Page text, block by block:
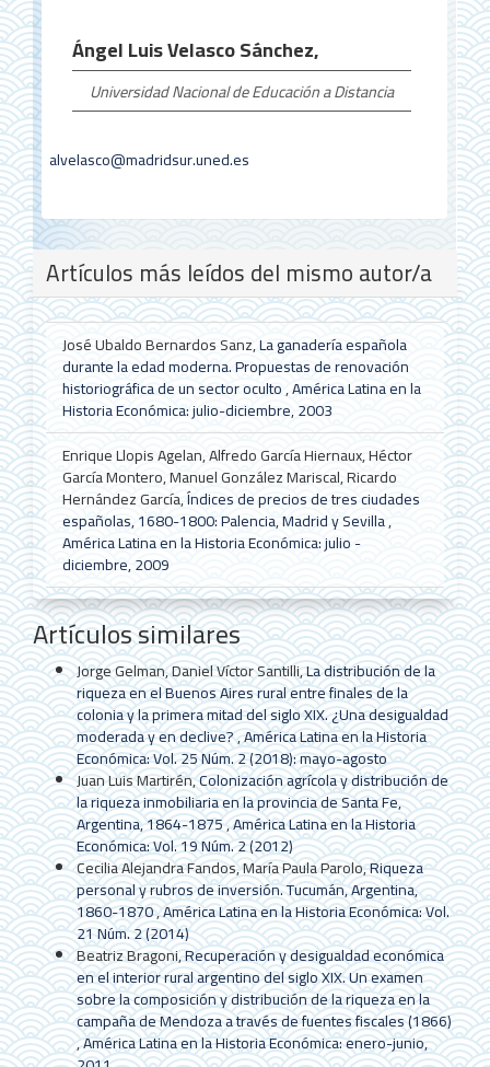
Ángel Luis Velasco Sánchez,
Universidad Nacional de Educación a Distancia
alvelasco@madridsur.uned.es
Artículos más leídos del mismo autor/a
José Ubaldo Bernardos Sanz,La ganadería española
durante la edad moderna. Propuestas de renovación
historiográfica de un sector oculto,América Latina en la
Historia Económica: julio-diciembre, 2003
Enrique Llopis Agelan, Alfredo García Hiernaux, Héctor
García Montero, Manuel González Mariscal, Ricardo
Hernández García,Índices de precios de tres ciudades
españolas, 1680-1800: Palencia, Madrid y Sevilla,
América Latina en la Historia Económica: julio -
diciembre, 2009
Artículos similares
Jorge Gelman, Daniel Víctor Santilli,La distribución de la
riqueza en el Buenos Aires rural entre finales de la
colonia y la primera mitad del siglo XIX. ¿Una desigualdad
moderada y en declive?,América Latina en la Historia
Económica: Vol. 25 Núm. 2 (2018): mayo-agosto
Juan Luis Martirén,Colonización agrícola y distribución de
la riqueza inmobiliaria en la provincia de Santa Fe,
Argentina, 1864-1875,América Latina en la Historia
Económica: Vol. 19 Núm. 2 (2012)
Cecilia Alejandra Fandos, María Paula Parolo,Riqueza
personal y rubros de inversión. Tucumán, Argentina,
1860-1870,América Latina en la Historia Económica: Vol.
21 Núm. 2 (2014)
Beatriz Bragoni,Recuperación y desigualdad económica
en el interior rural argentino del siglo XIX. Un examen
sobre la composición y distribución de la riqueza en la
campaña de Mendoza a través de fuentes fiscales (1866)
,América Latina en la Historia Económica: enero-junio,